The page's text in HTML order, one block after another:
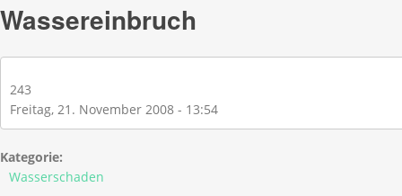
Wassereinbruch
243
Freitag, 21. November 2008 - 13:54
Kategorie:
Wasserschaden